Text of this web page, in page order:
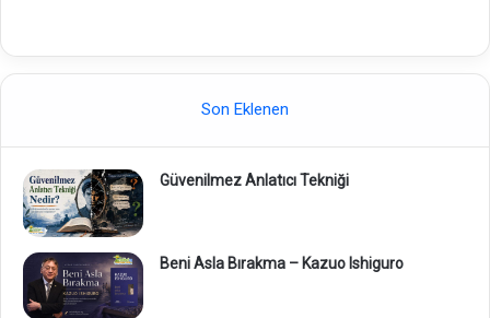
Son Eklenen
Güvenilmez Anlatıcı Tekniği
Beni Asla Bırakma – Kazuo Ishiguro